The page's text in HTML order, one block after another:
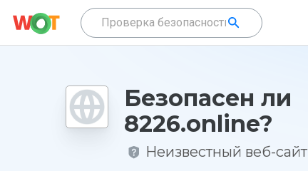
Безопасен ли
8226.online?
Неизвестный веб-сайт